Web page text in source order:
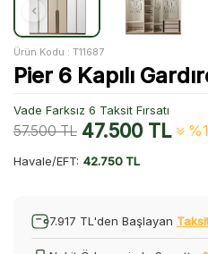
Ürün Kodu : T11687
Pier 6 Kapılı
Vade Farksız 6 Taksit Fırsatı
57.500TL 47.500TL
Havale/EFT: 42.750 TL
7.917 TL'den Başlayan